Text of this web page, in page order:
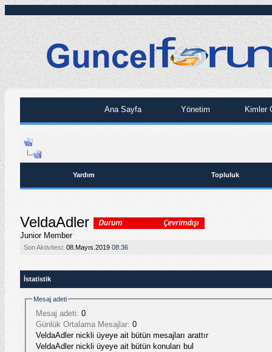
Ana Sayfa Yönetim Kimler
Yardım Topluluk
VeldaAdler
Junior Member
Son Aktivitesi: 08.Mayıs.2019 08:36
İstatistik
Mesaj adeti
Mesaj adeti: 0
Günlük Ortalama Mesajlar: 0
VeldaAdler nickli üyeye ait bütün mesajları arattır
VeldaAdler nickli üyeye ait bütün konuları bul